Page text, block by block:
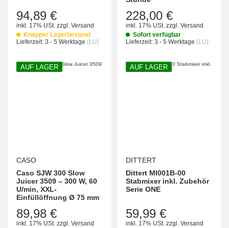
94,89 €
inkl. 17% USt. zzgl. Versand
Knapper Lagerbestand
Lieferzeit: 3 - 5 Werktage (LU)
228,00 €
inkl. 17% USt. zzgl. Versand
Sofort verfügbar
Lieferzeit: 3 - 5 Werktage (LU)
AUF LAGER
CASO
Caso SJW 300 Slow
Juicer 3509 – 300 W, 60
U/min, XXL-
Einfüllöffnung Ø 75 mm
89,98 €
inkl. 17% USt. zzgl. Versand
AUF LAGER
DITTERT
Dittert MI001B-00
Stabmixer inkl. Zubehör
Serie ONE
59,99 €
inkl. 17% USt. zzgl. Versand